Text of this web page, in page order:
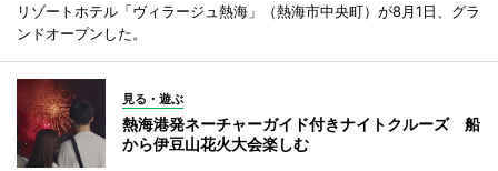
リゾートホテル「ヴィラージュ熱海」（熱海市中央町）が8月1日、グラ
ンドオープンした。
見る・遊ぶ
熱海港発ネーチャーガイド付きナイトクルーズ 船
から伊豆山花火大会楽しむ